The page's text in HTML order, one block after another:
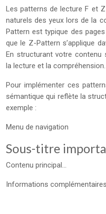
Les patterns de lecture F et
naturels des yeux lors de la
Pattern est typique des
que le Z-Pattern s’applique
En structurant votre contenu
la lecture et la compréhension.
Pour implémenter ces
sémantique qui reflète la
exemple :
Menu de navigation
Sous-titre
Contenu principal...
Informations complémentaires